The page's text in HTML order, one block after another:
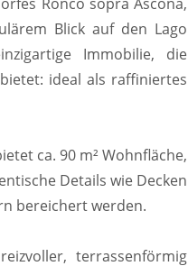
Blick auf den Lago
Immobilie, die
ideal als raffiniertes
ca. 90 m² Wohnfläche,
Details wie Decken
bereichert werden.
terrassenförmig